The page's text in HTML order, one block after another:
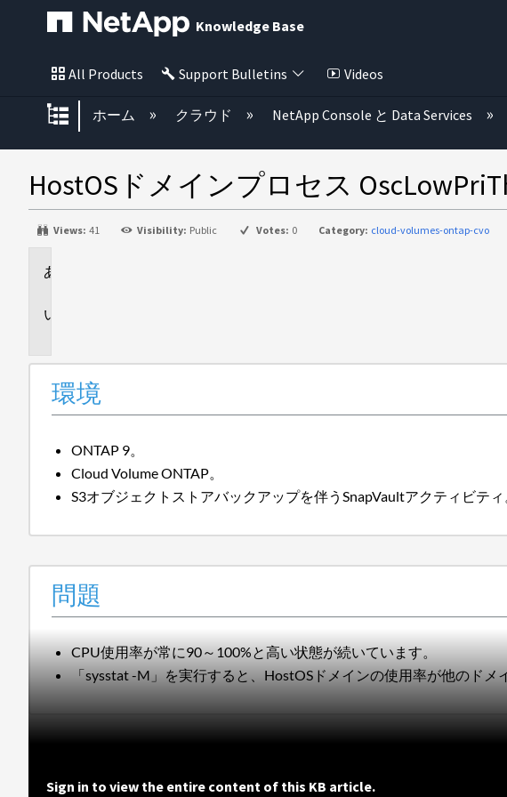
Knowledge Base
All Products Support Bulletins Videos
グローバル階層を展開/折りたたむ
ホーム クラウド NetApp Console と Data Services
HostOSドメインプロセス
Views: 41 Visibility: Public Votes: 0 Category: cloud-volumes-ontap-cvo
環境
ONTAP 9。
Cloud Volume ONTAP。
S3オブジェクトストアバックアップを伴うSnapVaultアクティビティ
問題
CPU使用率が常に90～100%と高い状態が続いています。
「sysstat -M」を実行すると、HostOSドメインの使用率が他のドメ
Sign in to view the entire content of this KB article.